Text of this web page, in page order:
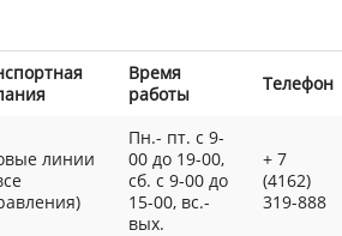
Время
работы
Телефон
линии
Пн.- пт. с 9-
00 до 19-00,
сб. с 9-00 до
15-00, вс.-
вых.
+ 7
(4162)
319-888